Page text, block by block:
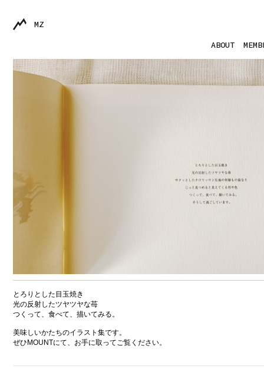
MZ
ABOUT
とろりとした目玉焼き
光の反射したツヤツヤな苺
つくって、食べて、描いてみる。
美味しいかたちのイラスト集です。
ぜひMOUNTにて、お手に取ってご覧ください。